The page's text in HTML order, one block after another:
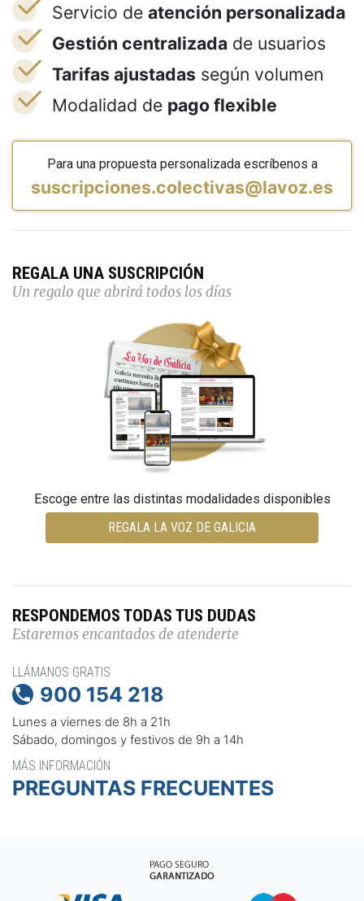
Servicio de atención personalizada
Gestión centralizada de usuarios
Tarifas ajustadas según volumen
Modalidad de pago flexible
Para una propuesta personalizada escríbenos a
suscripciones.colectivas@lavoz.es
REGALA UNA SUSCRIPCIÓN
Un regalo que abrirá todos los días
Escoge entre las distintas modalidades disponibles
REGALA LA VOZ DE GALICIA
RESPONDEMOS TODAS TUS DUDAS
Estaremos encantados de atenderte
LLÁMANOS GRATIS
 900 154 218
Lunes a viernes de 8h a 21h
Sábado, domingos y festivos de 9h a 14h
MÁS INFORMACIÓN
PREGUNTAS FRECUENTES